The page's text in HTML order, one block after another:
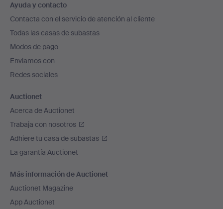
en
el
pie
de
página
Ayuda y contacto
Contacta con el servicio de atención al cliente
Todas las casas de subastas
Modos de pago
Enviamos con
Redes sociales
Auctionet
Acerca de Auctionet
Trabaja con nosotros
Adhiere tu casa de subastas
La garantía Auctionet
Más información de Auctionet
Auctionet Magazine
App Auctionet